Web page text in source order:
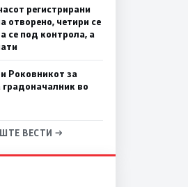
регистрирани
отворено, четири се
се под контрола, а
Роковникот за
градоначалник во
ВЕСТИ →